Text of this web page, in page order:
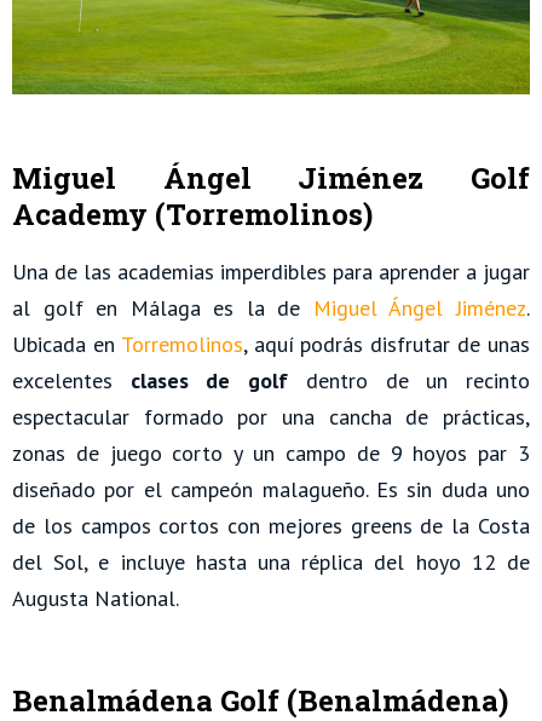
Miguel Ángel Jiménez Golf
Academy (Torremolinos)
Una de las academias imperdibles para aprender a jugar
al golf en Málaga es la de Miguel Ángel Jiménez.
Ubicada en Torremolinos, aquí podrás disfrutar de unas
excelentes clases de golf dentro de un recinto
espectacular formado por una cancha de prácticas,
zonas de juego corto y un campo de 9 hoyos par 3
diseñado por el campeón malagueño. Es sin duda uno
de los campos cortos con mejores greens de la Costa
del Sol, e incluye hasta una réplica del hoyo 12 de
Augusta National.
Benalmádena Golf (Benalmádena)